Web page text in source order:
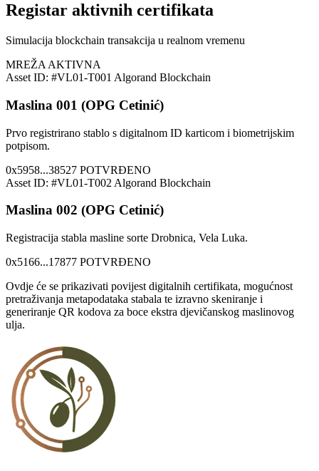
Registar aktivnih certifikata
Simulacija blockchain transakcija u realnom vremenu
MREŽA AKTIVNA
Asset ID: #VL01-T001 Algorand Blockchain
Maslina 001 (OPG Cetinić)
Prvo registrirano stablo s digitalnom ID karticom i biometrijskim
potpisom.
0x5958...38527 POTVRĐENO
Asset ID: #VL01-T002 Algorand Blockchain
Maslina 002 (OPG Cetinić)
Registracija stabla masline sorte Drobnica, Vela Luka.
0x5166...17877 POTVRĐENO
Ovdje će se prikazivati povijest digitalnih certifikata, mogućnost
pretraživanja metapodataka stabala te izravno skeniranje i
generiranje QR kodova za boce ekstra djevičanskog maslinovog
ulja.